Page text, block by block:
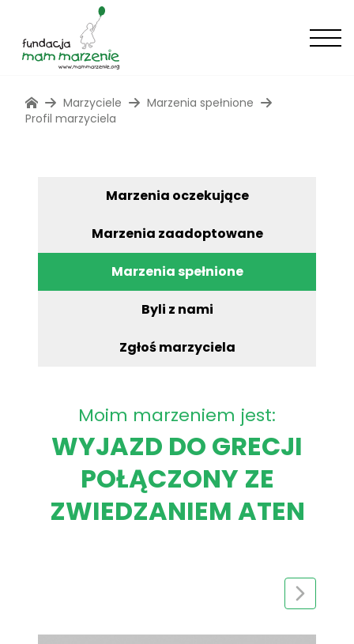
Marzyciele
Marzenia spełnione
Profil marzyciela
Marzenia oczekujące
Marzenia zaadoptowane
Marzenia spełnione
Byli z nami
Zgłoś marzyciela
Moim marzeniem jest:
WYJAZD DO GRECJI
POŁĄCZONY ZE
ZWIEDZANIEM ATEN